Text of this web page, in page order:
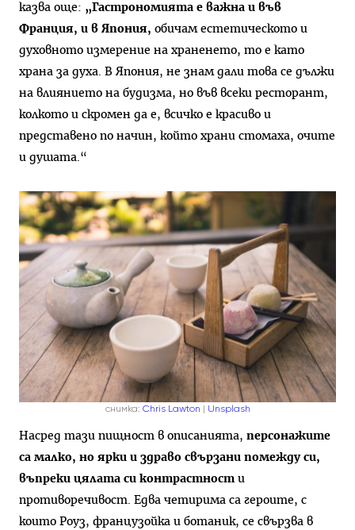
казва още: „Гастрономията е важна и във
Франция, и в Япония, обичам естетическото и
духовното измерение на храненето, то е като
храна за духа. В Япония, не знам дали това се дължи
на влиянието на будизма, но във всеки ресторант,
колкото и скромен да е, всичко е красиво и
представено по начин, който храни стомаха, очите
и душата.“
снимка: Chris Lawton | Unsplash
Насред тази пищност в описанията, персонажите
са малко, но ярки и здраво свързани помежду си,
въпреки цялата си контрастност и
противоречивост. Едва четирима са героите, с
които Роуз, французойка и ботаник, се свързва в